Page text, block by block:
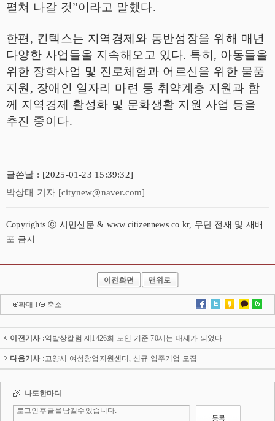
펼쳐 나갈 것”이라고 말했다.
한편 , 킨텍스는 지역경제와 동반성장을 위해 매년
다양한 사업들울 지속해오고 있다. 특히 , 아동들을
위한 장학사업 및 진로체험과 어르신을 위한 물품
지원 , 장애인 일자리 마련 등 취약계층 지원과 함
께 지역경제 활성화 및 문화생활 지원 사업 등을
추진 중이다.
글쓴날 : [2025-01-23 15:39:32]
박상태 기자 [citynew@naver.com]
Copyrights ⓒ 시민신문 & www.citizennews.co.kr, 무단 전재 및 재배
포 금지
이전화면 맨위로
확대 l 축소
이전기사 :역발상칼럼 제1426회 노인 기준 70세는 대세가 되었다
다음기사 :고양시 여성창업지원센터, 신규 입주기업 모집